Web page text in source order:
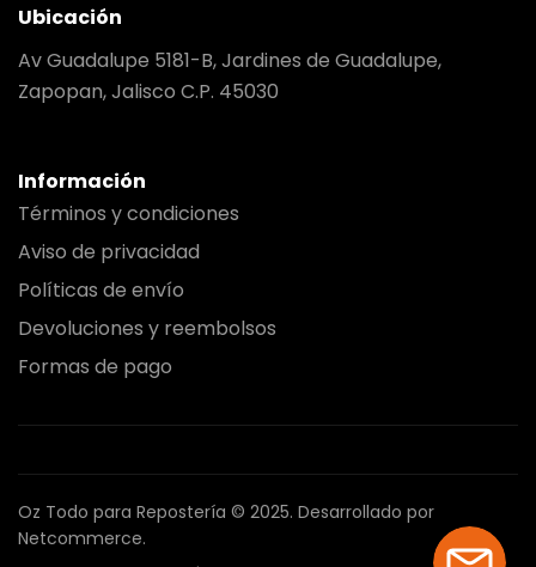
Ubicación
Av Guadalupe 5181-B, Jardines de Guadalupe,
Zapopan, Jalisco C.P. 45030
Información
Términos y condiciones
Aviso de privacidad
Políticas de envío
Devoluciones y reembolsos
Formas de pago
Oz Todo para Repostería © 2025. Desarrollado por
Netcommerce.